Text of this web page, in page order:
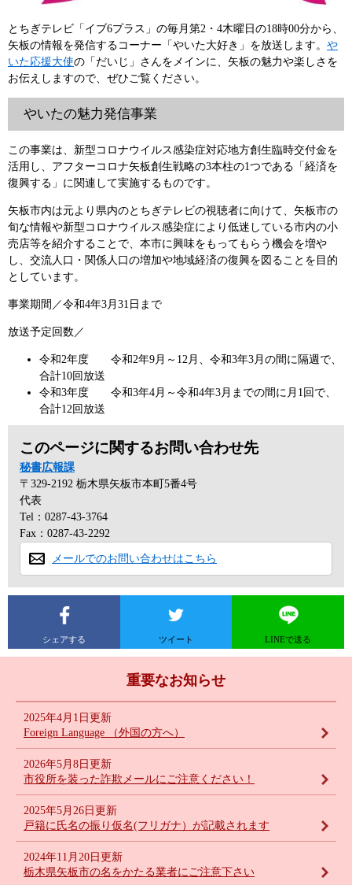
とちぎテレビ「イブ6プラス」の毎月第2・4木曜日の18時00分から、
矢板の情報を発信するコーナー「やいた大好き」を放送します。 や
いた応援大使の「だいじ」さんをメインに、矢板の魅力や楽しさを
お伝えしますので、ぜひご覧ください。
やいたの魅力発信事業
この事業は、新型コロナウイルス感染症対応地方創生臨時交付金を
活用し、アフターコロナ矢板創生戦略の3本柱の1つである「経済を
復興する」に関連して実施するものです。
矢板市内は元より県内のとちぎテレビの視聴者に向けて、矢板市の
旬な情報や新型コロナウイルス感染症により低迷している市内の小
売店等を紹介することで、本市に興味をもってもらう機会を増や
し、交流人口・関係人口の増加や地域経済の復興を図ることを目的
としています。
事業期間／令和4年3月31日まで
放送予定回数／
令和2年度 令和2年9月～12月、令和3年3月の間に隔週で、
合計10回放送
令和3年度 令和3年4月～令和4年3月までの間に月1回で、
合計12回放送
このページに関するお問い合わせ先
秘書広報課
〒329-2192 栃木県矢板市本町5番4号
代表
Tel：0287-43-3764
Fax：0287-43-2292
メールでのお問い合わせはこちら
シェアする ツイート LINEで送る
重要なお知らせ
Foreign Language （外国の方へ）
2025年4月1日更新
市役所を装った詐欺メールにご注意ください！
2026年5月8日更新
戸籍に氏名の振り仮名(フリガナ）が記載されます
2025年5月26日更新
栃木県矢板市の名をかたる業者にご注意下さい
2024年11月20日更新